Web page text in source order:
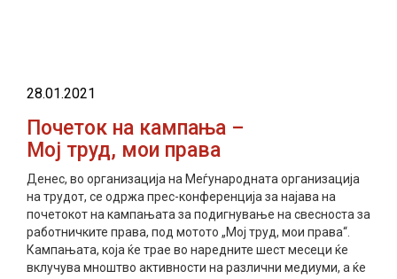
28.01.2021
Почеток на кампања –
Мој труд, мои права
Денес, во организација на Меѓународната организација
на трудот, се одржа прес-конференција за најава на
почетокот на кампањата за подигнување на свесноста за
работничките права, под мотото „Мој труд, мои права“.
Кампањата, која ќе трае во наредните шест месеци ќе
вклучува мноштво активности на различни медиуми, а ќе